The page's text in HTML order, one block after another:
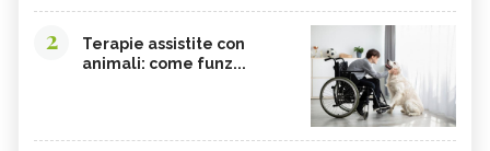
2
Terapie assistite con
animali: come funz...